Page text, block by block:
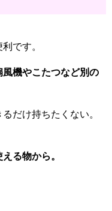
です。
機やこたつなど別の
だけ持ちたくない。
る物から。